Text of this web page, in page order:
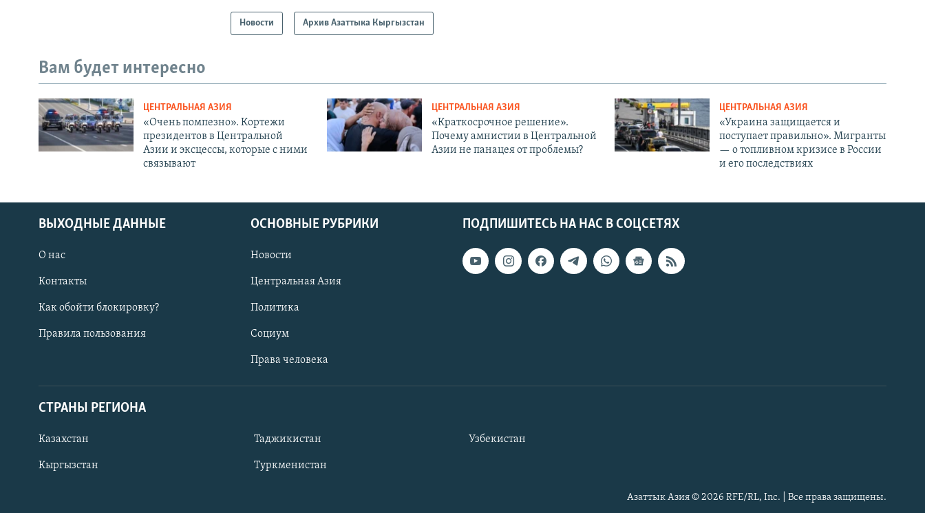
Новости Архив Азаттыка Кыргызстан
Вам будет интересно
ЦЕНТРАЛЬНАЯ АЗИЯ
«Очень помпезно». Кортежи
президентов в Центральной
Азии и эксцессы, которые с ними
связывают
ЦЕНТРАЛЬНАЯ АЗИЯ
«Краткосрочное решение».
Почему амнистии в Центральной
Азии не панацея от проблемы?
ЦЕНТРАЛЬНАЯ АЗИЯ
«Украина защищается и
поступает правильно». Мигранты
— о топливном кризисе в России
и его последствиях
ПОДПИШИТЕСЬ НА НАС В СОЦСЕТЯХ
ВЫХОДНЫЕ ДАННЫЕ
О нас
Контакты
Как обойти блокировку?
Правила пользования
ОСНОВНЫЕ РУБРИКИ
Новости
Центральная Азия
Политика
Социум
Права человека
СТРАНЫ РЕГИОНА
Казахстан
Кыргызстан
Таджикистан
Туркменистан
Узбекистан
Азаттык Азия © 2026 RFE/RL, Inc. | Все права защищены.